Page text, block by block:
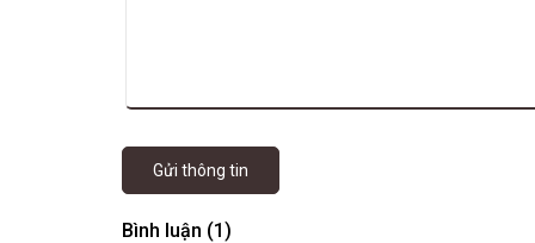
Gửi thông tin
Bình luận (1)